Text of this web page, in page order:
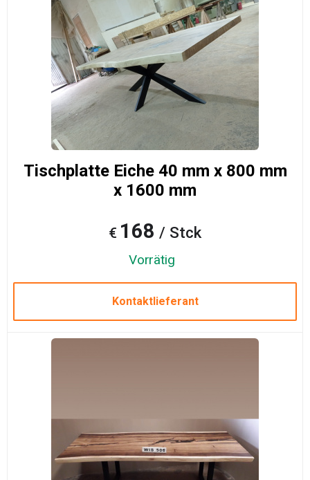
Tischplatte Eiche 40 mm x 800 mm
x 1600 mm
€ 168 / Stck
Vorrätig
Kontaktlieferant